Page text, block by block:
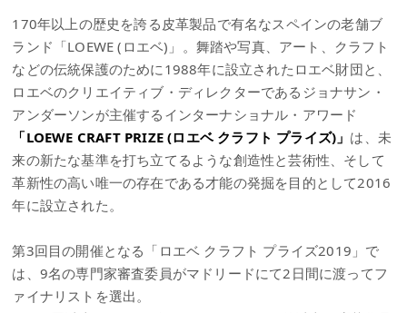
170年以上の歴史を誇る皮革製品で有名なスペインの老舗ブ
ランド「LOEWE (ロエベ)」。舞踏や写真、アート、クラフト
などの伝統保護のために1988年に設立されたロエベ財団と、
ロエベのクリエイティブ・ディレクターであるジョナサン・
アンダーソンが主催するインターナショナル・アワード
「LOEWE CRAFT PRIZE (ロエベ クラフト プライズ)」 は、未
来の新たな基準を打ち立てるような創造性と芸術性、そして
革新性の高い唯一の存在である才能の発掘を目的として2016
年に設立された。
第3回目の開催となる「ロエベ クラフト プライズ2019」で
は、9名の専門家審査委員がマドリードにて2日間に渡ってフ
ァイナリストを選出。